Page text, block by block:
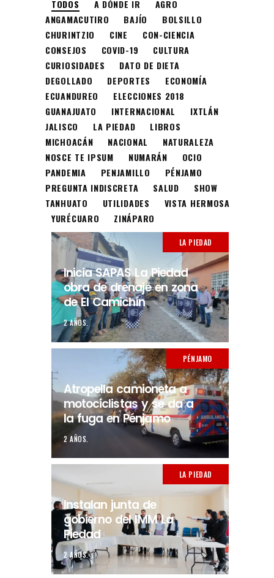
TODOS A DÓNDE IR
AGRO
ANGAMACUTIRO
BAJÍO
BOLSILLO
CHURINTZIO
CINE
CON-CIENCIA
CONSEJOS
COVID-19
CULTURA
CURIOSIDADES
DATO DE DIETA
DEGOLLADO
DEPORTES
ECONOMÍA
ECUANDUREO
ELECCIONES 2018
GUANAJUATO
INTERNACIONAL
IXTLÁN
JALISCO
LA PIEDAD
LIBROS
MICHOACÁN
NACIONAL
NATURALEZA
NOSCE TE IPSUM
NUMARÁN
OCIO
PANDEMIA
PENJAMILLO
PÉNJAMO
PREGUNTA INDISCRETA
SALUD
SHOW
TANHUATO
UTILIDADES
VISTA HERMOSA
YURÉCUARO
ZINÁPARO
LA PIEDAD
Inicia SAPAS La Piedad
obra de drenaje en zona
de El Camichín
2 AÑOS.
PÉNJAMO
Atropella camioneta a
motociclistas y se da a
la fuga en Pénjamo
2 AÑOS.
LA PIEDAD
Instalan junta de
gobierno del IMM La
Piedad
2 AÑOS.